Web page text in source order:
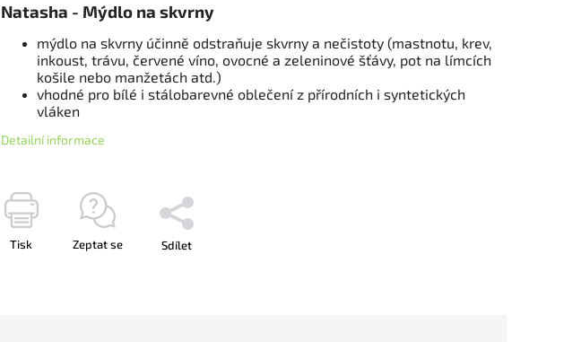
Natasha - Mýdlo na skvrny
mýdlo na skvrny účinně odstraňuje skvrny a nečistoty (mastnotu, krev,
inkoust, trávu, červené víno, ovocné a zeleninové šťávy, pot na límcích
košile nebo manžetách atd.)
vhodné pro bílé i stálobarevné oblečení z přírodních i syntetických
vláken
Detailní informace
Tisk Zeptat se Sdílet